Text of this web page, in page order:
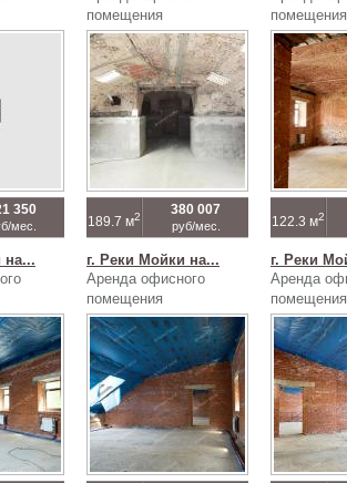
350
мес.
помещения
189.7 м2 380 007
руб/мес.
помещения
122.3 м2
на...
г. Реки Мойки на...
Аренда офисного
помещения
г. Реки
Аренда
помещения